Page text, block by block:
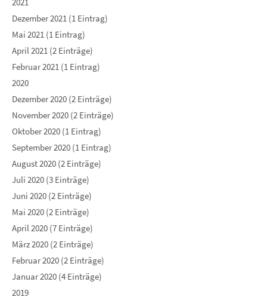
Dezember 2021 (1 Eintrag)
Mai 2021 (1 Eintrag)
April 2021 (2 Einträge)
Februar 2021 (1 Eintrag)
2020
Dezember 2020 (2 Einträge)
November 2020 (2 Einträge)
Oktober 2020 (1 Eintrag)
September 2020 (1 Eintrag)
August 2020 (2 Einträge)
Juli 2020 (3 Einträge)
Juni 2020 (2 Einträge)
Mai 2020 (2 Einträge)
April 2020 (7 Einträge)
März 2020 (2 Einträge)
Februar 2020 (2 Einträge)
Januar 2020 (4 Einträge)
2019